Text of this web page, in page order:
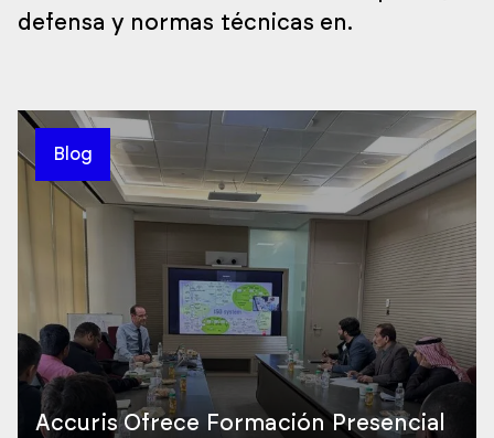
defensa y normas técnicas en.
Blog
Accuris Ofrece Formación Presencial